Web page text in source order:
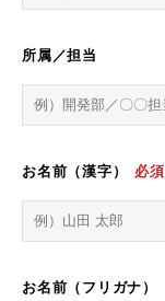
所属／担当
お名前（漢字） 必須
お名前（フリガナ）